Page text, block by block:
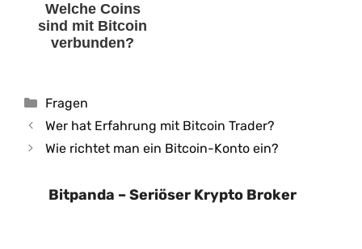
Welche Coins
sind mit Bitcoin
verbunden?
Kategorien
Fragen
Wer hat Erfahrung mit Bitcoin Trader?
Wie richtet man ein Bitcoin-Konto ein?
Bitpanda – Seriöser Krypto Broker